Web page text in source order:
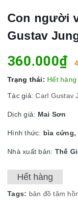
Con người
Gustav
360.000₫
Trạng thái: Hết hàng
Tác giả:Carl Gustav
Dịch giả: Mai Sơn
Hình thức: bìa cứng,
Nhà xuất bản: Thế
Hết hàng
Tags: bản đồ tâm